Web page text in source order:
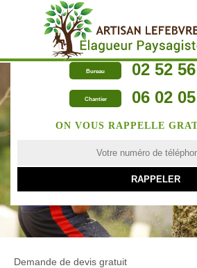
Bureau 02 52
Chantier 06 02
ON VOUS RAPPELLE
Demande de devis gratuit